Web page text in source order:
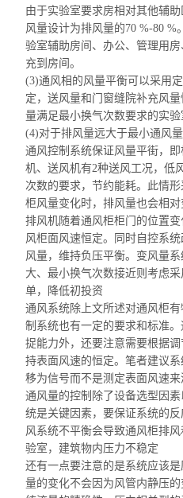
由于实验室要求房相对其他辅
风量设计为排风量的70 %-80 %
验室辅助房间、办公、管理用
充到房间。
(3)通风相的风量平衡可以采用
定，送风量和 门窗缝院补充风
量满足最小换气次数要求的实验
(4)对于排风量远大于最小通风
通风控制系统保证风量平街，
机、送风机有2种送风工况，低
次数的要求，节约能耗。此情
柜风量变化时，排风量也会相
排风机随着通风柜柜门的位置
风柜面风速恒定。同时自控系统
风量，维持负压平衡。变风量
大、最小换气次数接近则考虑
单，降低初投资
通风系统除上文所述对通风柜
制系统也有一定的要求和标准
捉能力外，还要注意需要根据
持表面风速的恒定。笔者建议
移为信号而不是测定表面风速
通风量的控制除了设备选型因
统是关键因素，要保证系统的
风系统不平衡会导致通风柜排
验室，建筑物内压力不稳定
还有一点要注意的是系统应该
量的变化不会因为风管内静压